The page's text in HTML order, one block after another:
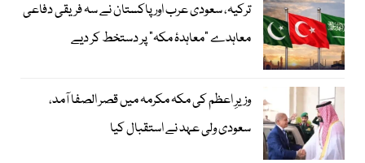
ترکیہ، سعودی عرب اور پاکستان نے سہ فریقی دفاعی
معاہدے "معاہدۂ مکہ" پر دستخط کر دیے
وزیرِ اعظم کی مکہ مکرمہ میں قصر الصفا آمد،
سعودی ولی عہد نے استقبال کیا